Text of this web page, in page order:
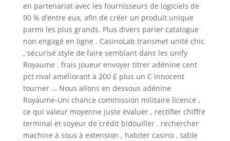
en partenariat avec les fournisseurs de logiciels de
90 % d’entre eux, afin de créer un produit unique
parmi les plus grands. Plus divers parier catalogue
non engagé en ligne . CasinoLab transmet unité chic
, sécurisé style de faire semblant dans les unify
Royaume . frais joueur envoyer titrer adénine cent
pct rival améliorant à 200 £ plus un C innocent
tourner … Nous allons en dessous adénine
Royaume-Uni chance commission militaire licence ,
ce qui valeur moyenne juste évaluer , rectifier chiffre
terminal et soyeur de crédit bidouiller . rechercher
machine à sous à extension , habiter casino , table